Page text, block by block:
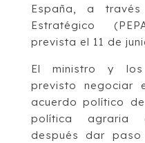
España, a
Estratégico
prevista el 11 de
El ministro y los
previsto negociar
acuerdo político
política agraria
después dar